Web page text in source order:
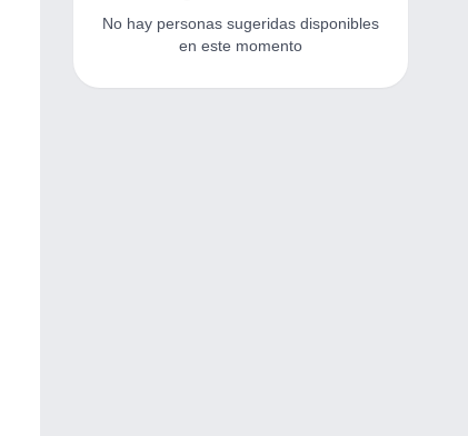
No hay personas sugeridas disponibles
en este momento